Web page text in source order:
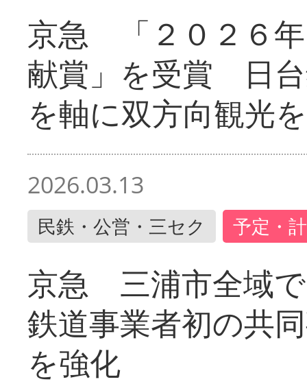
京急 「２０２６
献賞」を受賞 日
を軸に双方向観光
2026.03.13
民鉄・公営・三セク 予定・
京急 三浦市全域
鉄道事業者初の共
を強化